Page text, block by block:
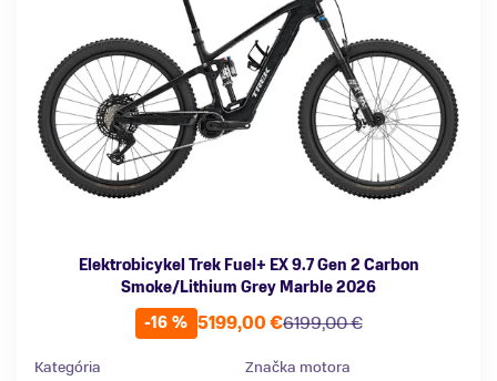
Elektrobicykel Trek Fuel+ EX 9.7 Gen 2 Carbon
Smoke/Lithium Grey Marble 2026
-16 %
6199,00 €
5199,00 €
Kategória
Značka motora